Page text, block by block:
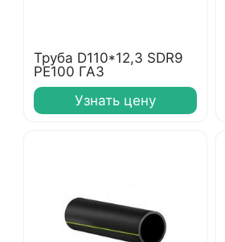
Труба D110*12,3 SDR9
PE100 ГАЗ
Узнать цену